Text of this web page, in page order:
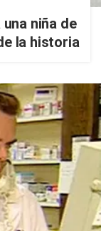
niña de
la historia